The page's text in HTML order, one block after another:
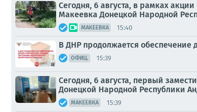
Сегодня, 6 августа, в рамках
Макеевка Донецкой Народной
МАКЕЕВКА 15:40
В ДНР продолжается
ОФИЦ. 15:39
Сегодня, 6 августа, первый
Донецкой Народной Республики
МАКЕЕВКА 15:39